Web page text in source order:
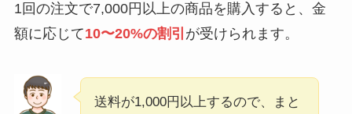
1回の注文で7,000円以上の商品を購入すると、金
額に応じて10〜20%の割引 が受けられます。
送料が1,000円以上するので、まと